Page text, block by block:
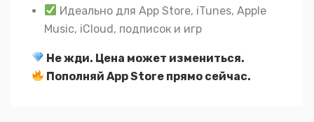
Идеально для App Store, iTunes, Apple
Music, iCloud, подписок и игр
Не жди. Цена может измениться.
Пополняй App Store прямо сейчас.